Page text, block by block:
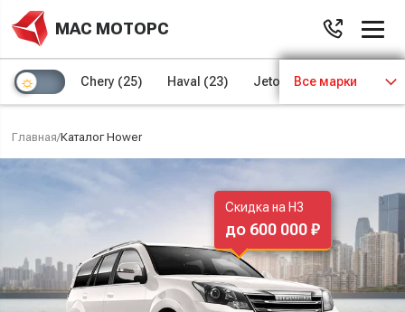
МАС МОТОРС
Chery (25) Haval (23) Jetour (8) Kaiyi (4)
Все марки
Главная/Каталог Hower
Скидка на H3
до 600 000 ₽